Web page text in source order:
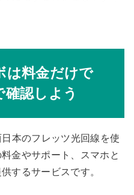
は料金だけで
認しよう
本のフレッツ光回線を使
金やサポート、スマホと
するサービスです。